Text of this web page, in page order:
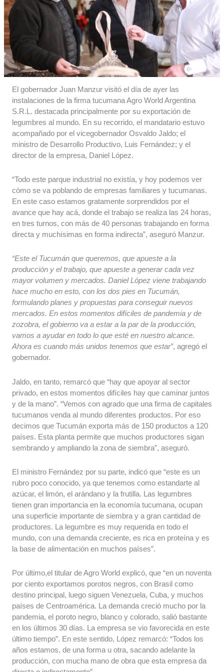
El gobernador Juan Manzur visitó el día de ayer las
instalaciones de la firma tucumana Agro World Argentina
S.R.L. destacada principalmente por su exportación de
legumbres al mundo. En su recorrido, el mandatario estuvo
acompañado por el vicegobernador Osvaldo Jaldo; el
ministro de Desarrollo Productivo, Luis Fernández; y el
director de la empresa, Daniel López.
“Todo este parque industrial no existía, y hoy podemos ver
cómo se va poblando de empresas familiares y tucumanas.
En este caso estamos gratamente sorprendidos por el
avance que hay acá, donde el trabajo se realiza las 24 horas,
en tres turnos, con más de 40 personas trabajando en forma
directa y muchísimas en forma indirecta”, aseguró Manzur.
“Este el Tucumán que queremos, que apueste a la
producción y el trabajo, que apueste a generar cada vez
mayor volumen y mercados. Daniel López viene trabajando
hace mucho en esto, con los dos pies en Tucumán,
formulando planes y propuestas para conseguir nuevos
mercados. En estos momentos difíciles de pandemia y de
zozobra, el gobierno va a estar a la par de la producción,
vamos a ayudar en todo lo que esté en nuestro alcance.
Ahora es cuando más unidos tenemos que estar”, agregó el
gobernador.
Jaldo, en tanto, remarcó que “hay que apoyar al sector
privado, en estos momentos difíciles hay que caminar juntos
y de la mano”. “Vemos con agrado que una firma de capitales
tucumanos venda al mundo diferentes productos. Por eso
decimos que Tucumán exporta más de 150 productos a 120
países. Esta planta permite que muchos productores sigan
sembrando y ampliando la zona de siembra”, aseguró.
El ministro Fernández por su parte, indicó que “este es un
rubro poco conocido, ya que tenemos como estandarte al
azúcar, el limón, el arándano y la frutilla. Las legumbres
tienen gran importancia en la economía tucumana, ocupan
una superficie importante de siembra y a gran cantidad de
productores. La legumbre es muy requerida en todo el
mundo, con una demanda creciente, es rica en proteína y es
la base de alimentación en muchos países”.
Por último,el titular de Agro World explicó, que “en un noventa
por ciento exportamos porotos negros, con Brasil como
destino principal, luego siguen Venezuela, Cuba, y muchos
países de Centroamérica. La demanda creció mucho por la
pandemia, el poroto negro, blanco y colorado, salió bastante
en los últimos 30 días. La empresa se vio favorecida en este
último tiempo”. En este sentido, López remarcó: “Todos los
años estamos, de una forma u otra, sacando adelante la
producción, con mucha mano de obra que esta empresa da